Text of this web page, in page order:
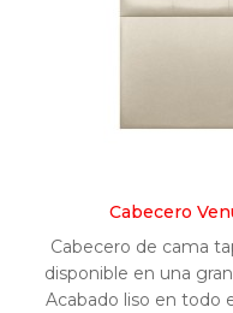
Cabecero
Cabecero de cama
disponible en una
Acabado liso en todo